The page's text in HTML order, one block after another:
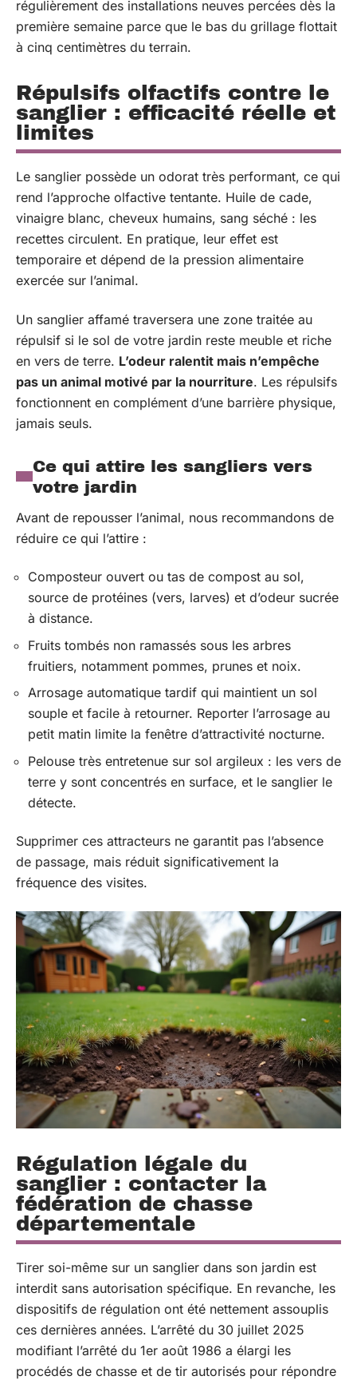
régulièrement des installations neuves percées dès la
première semaine parce que le bas du grillage flottait
à cinq centimètres du terrain.
Répulsifs olfactifs contre le
sanglier : efficacité réelle et
limites
Le sanglier possède un odorat très performant, ce qui
rend l’approche olfactive tentante. Huile de cade,
vinaigre blanc, cheveux humains, sang séché : les
recettes circulent. En pratique, leur effet est
temporaire et dépend de la pression alimentaire
exercée sur l’animal.
Un sanglier affamé traversera une zone traitée au
répulsif si le sol de votre jardin reste meuble et riche
en vers de terre. L’odeur ralentit mais n’empêche
pas un animal motivé par la nourriture. Les répulsifs
fonctionnent en complément d’une barrière physique,
jamais seuls.
Ce qui attire les sangliers vers
votre jardin
Avant de repousser l’animal, nous recommandons de
réduire ce qui l’attire :
Composteur ouvert ou tas de compost au sol,
source de protéines (vers, larves) et d’odeur sucrée
à distance.
Fruits tombés non ramassés sous les arbres
fruitiers, notamment pommes, prunes et noix.
Arrosage automatique tardif qui maintient un sol
souple et facile à retourner. Reporter l’arrosage au
petit matin limite la fenêtre d’attractivité nocturne.
Pelouse très entretenue sur sol argileux : les vers de
terre y sont concentrés en surface, et le sanglier le
détecte.
Supprimer ces attracteurs ne garantit pas l’absence
de passage, mais réduit significativement la
fréquence des visites.
Régulation légale du
sanglier : contacter la
fédération de chasse
départementale
Tirer soi-même sur un sanglier dans son jardin est
interdit sans autorisation spécifique. En revanche, les
dispositifs de régulation ont été nettement assouplis
ces dernières années. L’arrêté du 30 juillet 2025
modifiant l’arrêté du 1er août 1986 a élargi les
procédés de chasse et de tir autorisés pour répondre